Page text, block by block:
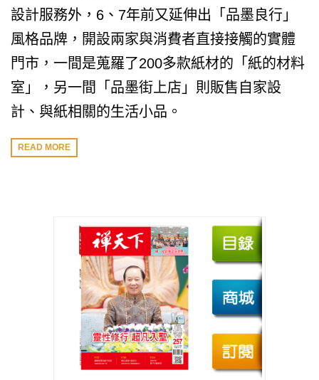
設計服務外，6、7年前又延伸出「品墨良行」
風格品牌，開設兩家與消費者直接接觸的實體
門市，一間是蒐羅了200多款紙材的「紙的材料
室」，另一間「品墨街上店」則販售自家設
計、與紙相關的生活小品。
READ MORE